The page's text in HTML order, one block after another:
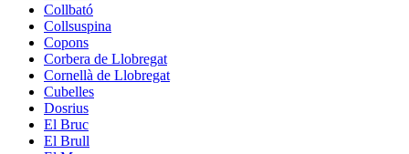
Collbató
Collsuspina
Copons
Corbera de Llobregat
Cornellà de Llobregat
Cubelles
Dosrius
El Bruc
El Brull